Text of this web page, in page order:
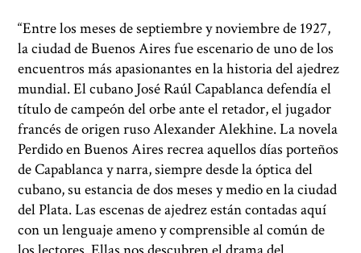
“Entre los meses de septiembre y noviembre de 1927,
la ciudad de Buenos Aires fue escenario de uno de los
encuentros más apasionantes en la historia del ajedrez
mundial. El cubano José Raúl Capablanca defendía el
título de campeón del orbe ante el retador, el jugador
francés de origen ruso Alexander Alekhine. La novela
Perdido en Buenos Aires recrea aquellos días porteños
de Capablanca y narra, siempre desde la óptica del
cubano, su estancia de dos meses y medio en la ciudad
del Plata. Las escenas de ajedrez están contadas aquí
con un lenguaje ameno y comprensible al común de